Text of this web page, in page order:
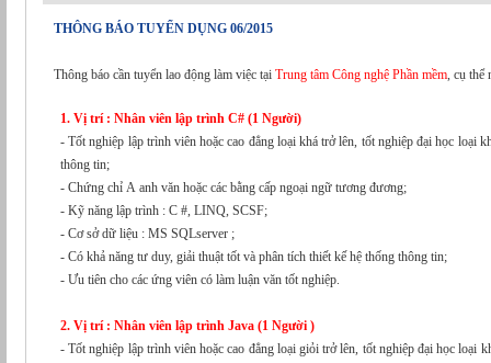
THÔNG BÁO TUYỂN DỤNG 06/2015
Thông báo cần tuyển lao động làm việc tại Trung tâm Công nghệ Phần mềm, cụ thể
1. Vị trí : Nhân viên lập trình C# (1 Người)
- Tốt nghiệp lập trình viên hoặc cao đẳng loại khá trở lên, tốt nghiệp đại học loại khá trở lên trong lĩnh vực công nghệ
thông tin;
- Chứng chỉ A anh văn hoặc các bằng cấp ngoại ngữ tương đương;
- Kỹ năng lập trình : C #, LINQ, SCSF;
- Cơ sở dữ liệu : MS SQLserver ;
- Có khả năng tư duy, giải thuật tốt và phân tích thiết kế hệ thống thông tin;
- Ưu tiên cho các ứng viên có làm luận văn tốt nghiệp.
2. Vị trí : Nhân viên lập trình Java (1 Người )
- Tốt nghiệp lập trình viên hoặc cao đẳng loại giỏi trở lên, tốt nghiệp đại học loại khá trở lên trong lĩnh vực công nghệ